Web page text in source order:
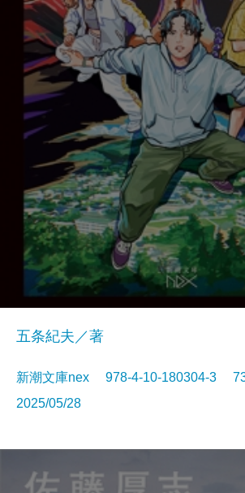
五条紀夫／著
新潮文庫nex 978-4-10-180304-3
2025/05/28